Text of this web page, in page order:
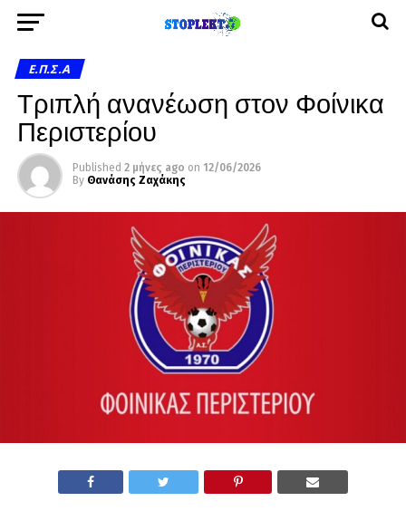
Ε.Π.Σ.Α
Τριπλή ανανέωση στον Φοίνικα
Περιστερίου
Published 2 μήνες ago on 12/06/2026
By Θανάσης Ζαχάκης